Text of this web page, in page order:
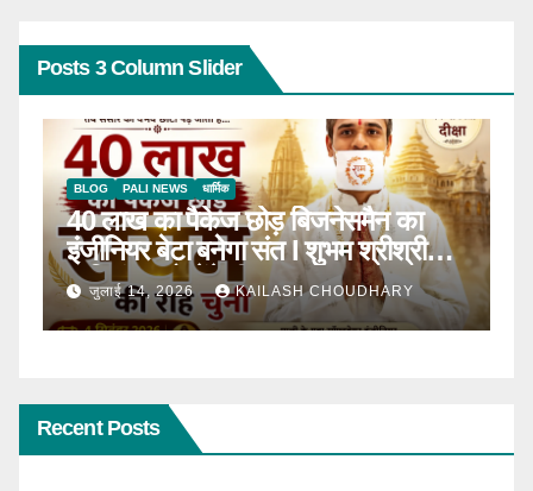
Posts 3 Column Slider
BLOG टॉप न्यूज़ धार्मिक
ठाणे में पहली बार होगा सीरवी समाज युवक-
युवती परिचय सम्मेलन
जून 13, 2026 KAILASH CHOUDHARY
Recent Posts